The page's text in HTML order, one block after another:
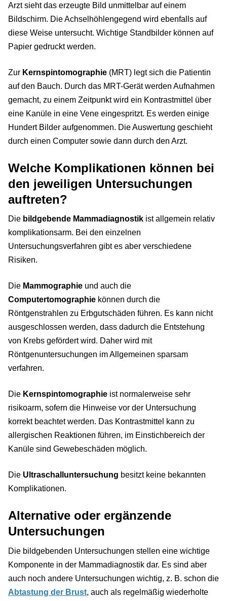
Arzt sieht das erzeugte Bild unmittelbar auf einem
Bildschirm. Die Achselhöhlengegend wird ebenfalls auf
diese Weise untersucht. Wichtige Standbilder können auf
Papier gedruckt werden.
Zur Kernspintomographie (MRT) legt sich die Patientin
auf den Bauch. Durch das MRT-Gerät werden Aufnahmen
gemacht, zu einem Zeitpunkt wird ein Kontrastmittel über
eine Kanüle in eine Vene eingespritzt. Es werden einige
Hundert Bilder aufgenommen. Die Auswertung geschieht
durch einen Computer sowie dann durch den Arzt.
Welche Komplikationen können bei
den jeweiligen Untersuchungen
auftreten?
Die bildgebende Mammadiagnostik ist allgemein relativ
komplikationsarm. Bei den einzelnen
Untersuchungsverfahren gibt es aber verschiedene
Risiken.
Die Mammographie und auch die
Computertomographie können durch die
Röntgenstrahlen zu Erbgutschäden führen. Es kann nicht
ausgeschlossen werden, dass dadurch die Entstehung
von Krebs gefördert wird. Daher wird mit
Röntgenuntersuchungen im Allgemeinen sparsam
verfahren.
Die Kernspintomographie ist normalerweise sehr
risikoarm, sofern die Hinweise vor der Untersuchung
korrekt beachtet werden. Das Kontrastmittel kann zu
allergischen Reaktionen führen, im Einstichbereich der
Kanüle sind Gewebeschäden möglich.
Die Ultraschalluntersuchung besitzt keine bekannten
Komplikationen.
Alternative oder ergänzende
Untersuchungen
Die bildgebenden Untersuchungen stellen eine wichtige
Komponente in der Mammadiagnostik dar. Es sind aber
auch noch andere Untersuchungen wichtig, z. B. schon die
Abtastung der Brust, auch als regelmäßig wiederholte